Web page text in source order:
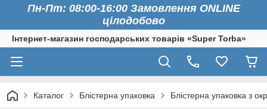
Пн-Пт: 08:00-16:00 Замовлення ONLINE
цілодобово
Інтернет-магазин господарських товарів «Super Torba»
Каталог Блістерна упаковка Блістерна упаковка з